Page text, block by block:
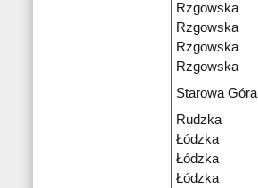
Rzgowska
Rzgowska
Rzgowska
Rzgowska
Starowa Góra
Rudzka
Łódzka
Łódzka
Łódzka